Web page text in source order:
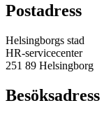
Postadress
Helsingborgs stad
HR-servicecenter
251 89 Helsingborg
Besöksadress